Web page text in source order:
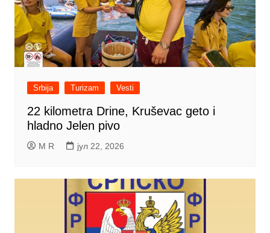
Srbija Turizam Vesti
22 kilometra Drine, Kruševac geto i
hladno Jelen pivo
M R јул 22, 2026